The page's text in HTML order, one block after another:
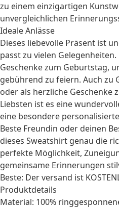
zu einem einzigartigen
unvergleichlichen
Ideale Anlässe
Dieses liebevolle Präsent ist
passt zu vielen
Geschenke zum Geburtstag,
gebührend zu feiern. Auch zu
oder als herzliche Geschenke
Liebsten ist es eine
eine besondere
Beste Freundin oder deinen
dieses Sweatshirt genau die
perfekte Möglichkeit,
gemeinsame Erinnerungen
Beste: Der versand ist
Produktdetails
Material: 100%